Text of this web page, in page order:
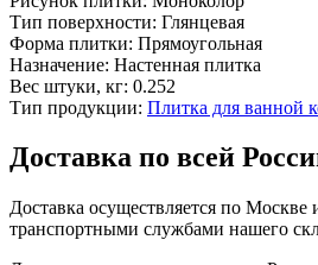
Тип поверхности: Глянцевая
Форма плитки: Прямоугольная
Назначение: Настенная плитка
Вес штуки, кг: 0.252
Тип продукции: Плитка для ванной
Доставка по всей
Доставка осуществляется по Москве
транспортными службами нашего